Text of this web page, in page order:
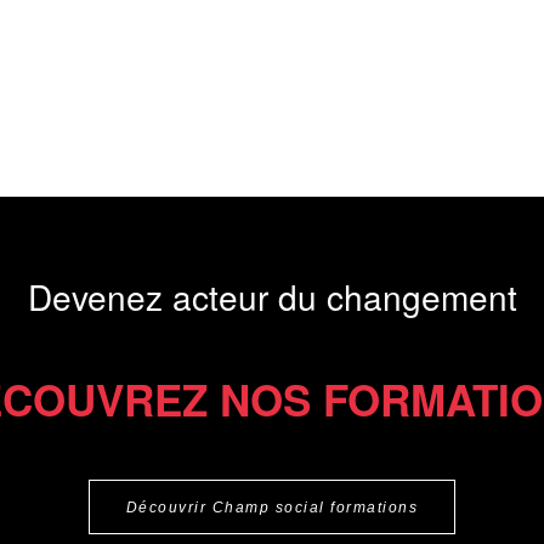
Devenez acteur du changement
NOS
Découvrir Champ social formations